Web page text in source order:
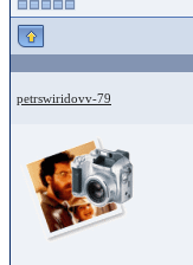
petrswiridovv-79